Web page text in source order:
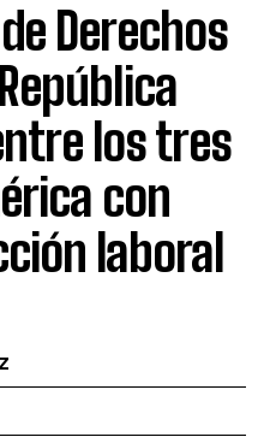
Derechos
los tres
con
laboral